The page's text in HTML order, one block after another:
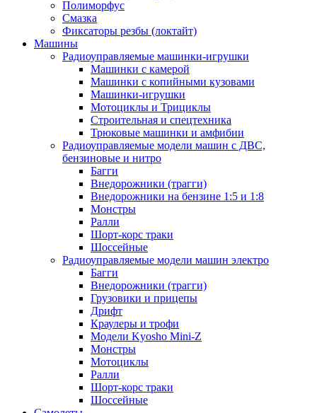
Полиморфус
Смазка
Фиксаторы резбы (локтайт)
Машины
Радиоуправляемые машинки-игрушки
Машинки с камерой
Машинки с копийными кузовами
Машинки-игрушки
Мотоциклы и Трициклы
Строительная и спецтехника
Трюковые машинки и амфибии
Радиоуправляемые модели машин с ДВС,
бензиновые и нитро
Багги
Внедорожники (трагги)
Внедорожники на бензине 1:5 и 1:8
Монстры
Ралли
Шорт-корс траки
Шоссейные
Радиоуправляемые модели машин электро
Багги
Внедорожники (трагги)
Грузовики и прицепы
Дрифт
Краулеры и трофи
Модели Kyosho Mini-Z
Монстры
Мотоциклы
Ралли
Шорт-корс траки
Шоссейные